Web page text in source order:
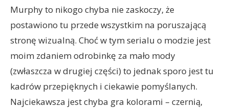
Murphy to nikogo chyba nie zaskoczy, że
postawiono tu przede wszystkim na poruszającą
stronę wizualną. Choć w tym serialu o modzie jest
moim zdaniem odrobinkę za mało mody
(zwłaszcza w drugiej części) to jednak sporo jest tu
kadrów przepięknych i ciekawie pomyślanych.
Najciekawsza jest chyba gra kolorami – czernią,